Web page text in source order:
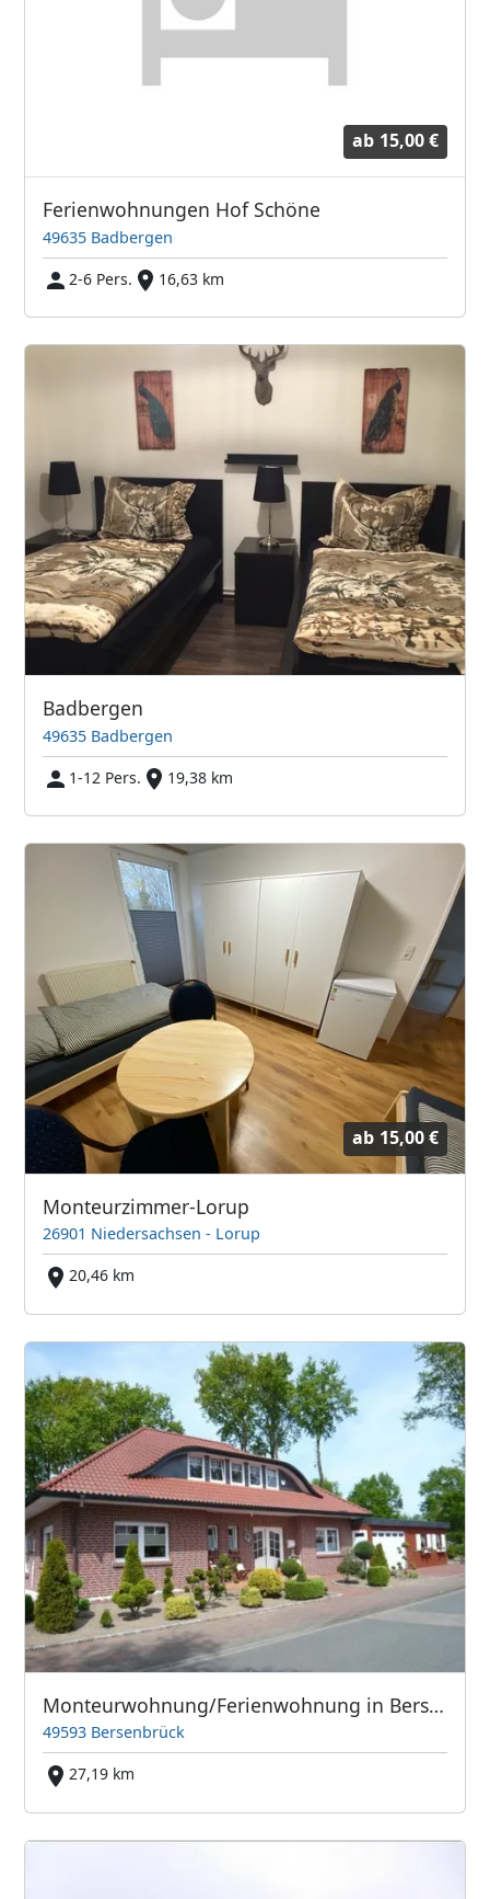
ab 15,00 €
Ferienwohnungen Hof Schöne
49635 Badbergen
2-6 Pers.
16,63 km
Badbergen
49635 Badbergen
1-12 Pers.
19,38 km
ab 15,00 €
Monteurzimmer-Lorup
26901 Niedersachsen - Lorup
20,46 km
Monteurwohnung/Ferienwohnung in Bersenbrück
49593 Bersenbrück
27,19 km